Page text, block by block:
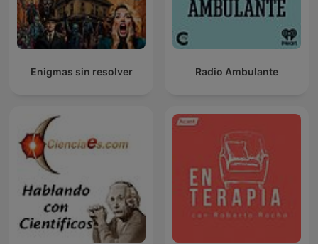
Enigmas sin resolver Radio Ambulante